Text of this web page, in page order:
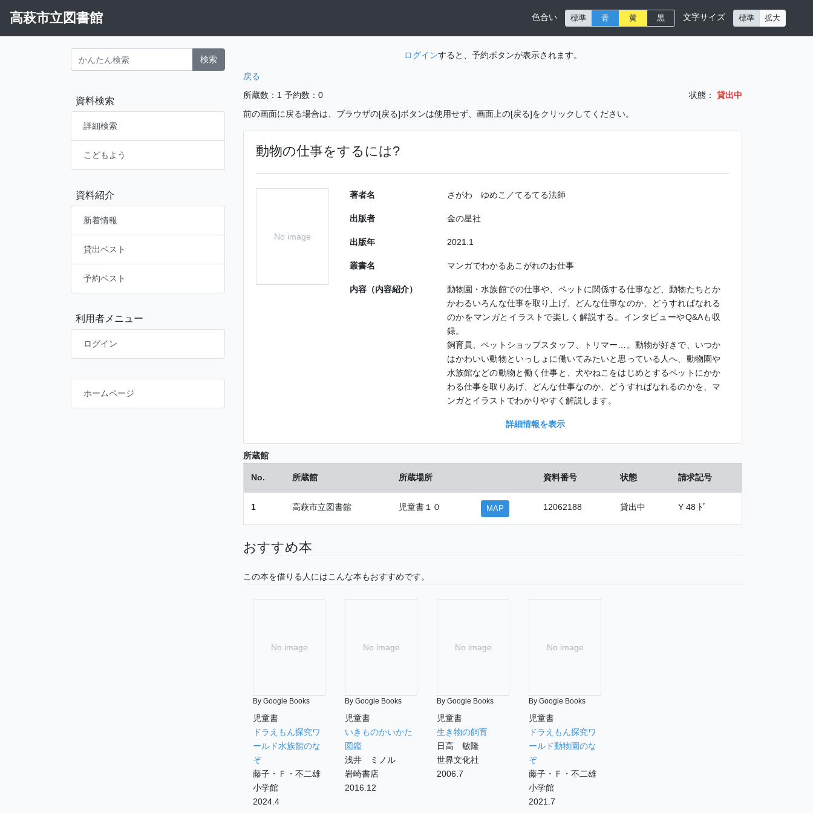
高萩市立図書館 色合い 標準 青 黄 黒 文字サイズ 標準 拡大
検索
資料検索
詳細検索
こどもよう
資料紹介
新着情報
貸出ベスト
予約ベスト
利用者メニュー
ログイン
ホームページ
ログインすると、予約ボタンが表示されます。
戻る
所蔵数：1 予約数：0 状態：
貸出中
前の画面に戻る場合は、ブラウザの[戻る]ボタンは使用せず、画面上の[戻る]をクリックしてください。
動物の仕事をするには?
No image
著者名 さがわ ゆめこ／てるてる法師
出版者 金の星社
出版年 2021.1
叢書名 マンガでわかるあこがれのお仕事
内容（内容紹介）
動物園・水族館での仕事や、ペットに関係する仕事など、動物たちとか
かわるいろんな仕事を取り上げ、どんな仕事なのか、どうすればなれる
のかをマンガとイラストで楽しく解説する。インタビューやQ&Aも収
録。
飼育員、ペットショップスタッフ、トリマー…。動物が好きで、いつか
はかわいい動物といっしょに働いてみたいと思っている人へ、動物園や
水族館などの動物と働く仕事と、犬やねこをはじめとするペットにかか
わる仕事を取りあげ、どんな仕事なのか、どうすればなれるのかを、マ
ンガとイラストでわかりやすく解説します。
詳細情報を表示
所蔵館
No. 所蔵館 所蔵場所 資料番号 状態 請求記号
1 高萩市立図書館 児童書１０ MAP 12062188 貸出中 Y 48 ﾄﾞ
おすすめ本
この本を借りる人にはこんな本もおすすめです。
No image
By Google Books
児童書
ドラえもん探究ワ
ールド水族館のな
ぞ
藤子・Ｆ・不二雄
小学館
2024.4
No image
By Google Books
児童書
いきものかいかた
図鑑
浅井 ミノル
岩崎書店
2016.12
No image
By Google Books
児童書
生き物の飼育
日高 敏隆
世界文化社
2006.7
No image
By Google Books
児童書
ドラえもん探究ワ
ールド動物園のな
ぞ
藤子・Ｆ・不二雄
小学館
2021.7